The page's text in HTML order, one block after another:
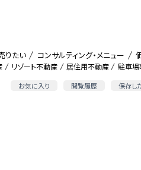
リゾート不動産 居住用不動産 駐車場
お気に入り 閲覧履歴 保存し
りたい コンサルティング・メニュー